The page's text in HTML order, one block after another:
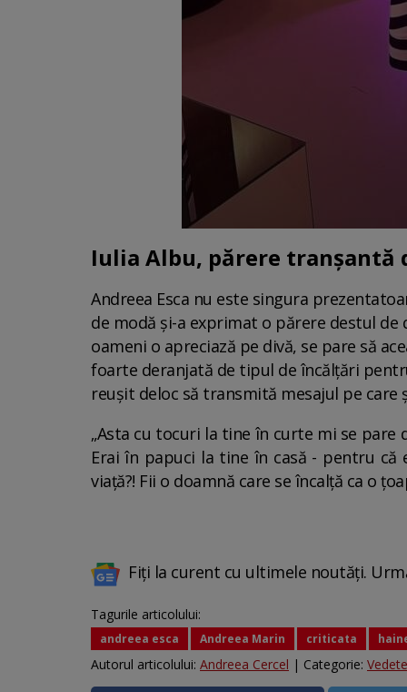
Iulia Albu, părere tranșantă
Andreea Esca nu este singura
de modă și-a exprimat o părere destul
oameni o apreciază pe divă, se pare să
foarte deranjată de tipul de încălțări
reușit deloc să transmită mesajul pe care
„Asta cu tocuri la tine în curte mi se pare
Erai în papuci la tine în casă - pentru că
viață?! Fii o doamnă care se încalță ca o
Fiți la curent cu ultimele noutăți.
Tagurile articolului:
andreea esca Andreea Marin criticata
Autorul articolului: Andreea Cercel | Categorie: Vedete